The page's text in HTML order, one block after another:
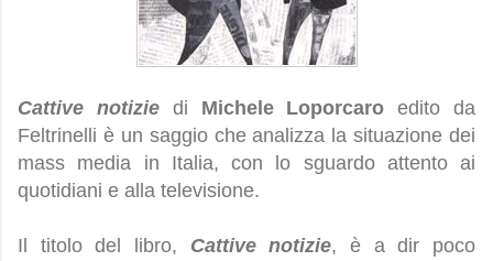
Cattive notiziedi Michele Loporcaro edito da
Feltrinelli è un saggio che analizza la situazione dei
mass media in Italia, con lo sguardo attento ai
quotidiani e alla televisione.
Il titolo del libro, Cattive notizie, è a dir poco